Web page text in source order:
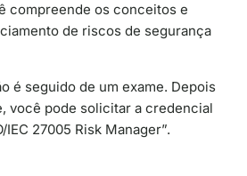
compreende os conceitos e
de riscos de segurança
é seguido de um exame. Depois
você pode solicitar a credencial
IEC 27005 Risk Manager”.